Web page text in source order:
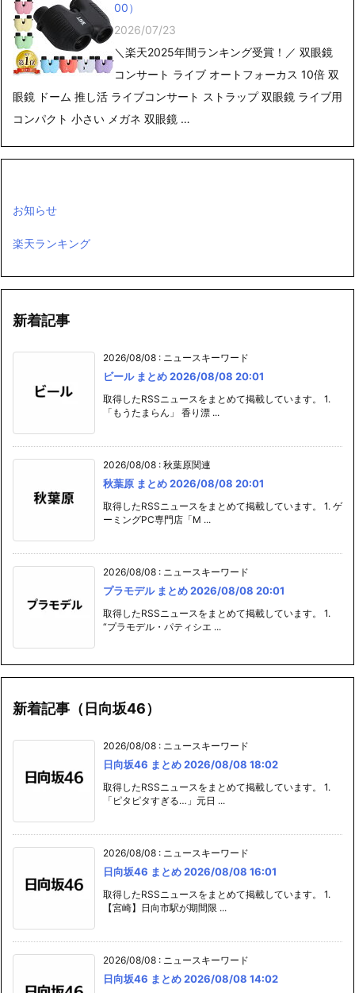
00）
2026/07/23
＼楽天2025年間ランキング受賞！／ 双眼鏡
コンサート ライブ オートフォーカス 10倍 双
眼鏡 ドーム 推し活 ライブコンサート ストラップ 双眼鏡 ライブ用
コンパクト 小さい メガネ 双眼鏡 …
お知らせ
楽天ランキング
新着記事
2026/08/08 : ニュースキーワード
ビール まとめ 2026/08/08 20:01
取得したRSSニュースをまとめて掲載しています。 1.
「もうたまらん」 香り漂 ...
2026/08/08 : 秋葉原関連
秋葉原 まとめ 2026/08/08 20:01
取得したRSSニュースをまとめて掲載しています。 1. ゲ
ーミングPC専門店「M ...
2026/08/08 : ニュースキーワード
プラモデル まとめ 2026/08/08 20:01
取得したRSSニュースをまとめて掲載しています。 1.
“プラモデル・パティシエ ...
新着記事（日向坂46）
2026/08/08 : ニュースキーワード
日向坂46 まとめ 2026/08/08 18:02
取得したRSSニュースをまとめて掲載しています。 1.
「ピタピタすぎる…」元日 ...
2026/08/08 : ニュースキーワード
日向坂46 まとめ 2026/08/08 16:01
取得したRSSニュースをまとめて掲載しています。 1.
【宮崎】日向市駅が期間限 ...
2026/08/08 : ニュースキーワード
日向坂46 まとめ 2026/08/08 14:02